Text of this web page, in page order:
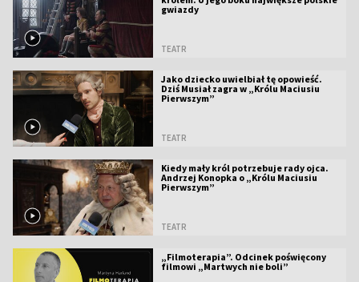
gwiazdy
TEATR
Jako dziecko uwielbiał tę opowieść.
Dziś Musiał zagra w „Królu Maciusiu
Pierwszym”
TEATR
Kiedy mały król potrzebuje rady ojca.
Andrzej Konopka o „Królu Maciusiu
Pierwszym”
TEATR
„Filmoterapia”. Odcinek poświęcony
filmowi „Martwych nie boli”